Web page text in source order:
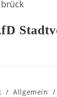
/ Allgemein /